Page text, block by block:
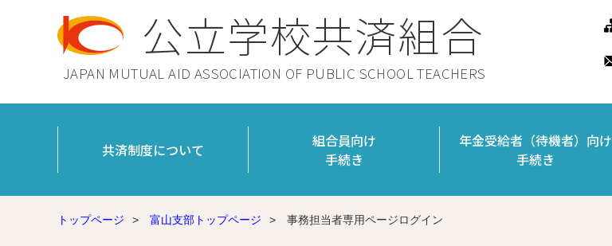
公立学校共済組合
JAPAN MUTUAL AID ASSOCIATION OF PUBLIC SCHOOL TEACHERS
共済制度について
組合員向け
手続き
年金受給者（待機者）向け
手続き
トップページ > 富山支部トップページ > 事務担当者専用ページログイン